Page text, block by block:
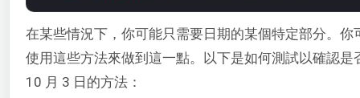
在某些情況下，你可能只需要日期的某個特定部分。你
使用這些方法來做到這一點。以下是如何測試以確認是
10 月 3 日的方法：